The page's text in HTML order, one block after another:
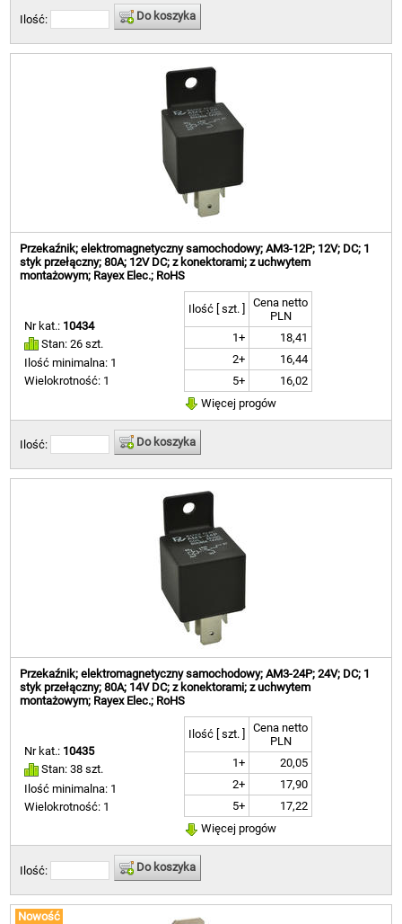
Ilość: Do koszyka
Przekaźnik; elektromagnetyczny samochodowy; AM3-12P; 12V; DC; 1
styk przełączny; 80A; 12V DC; z konektorami; z uchwytem
montażowym; Rayex Elec.; RoHS
Nr kat.: 10434
Stan: 26 szt.
Ilość minimalna: 1
Wielokrotność: 1
Ilość [ szt. ]
Cena netto
PLN
1+
18,41
2+
16,44
5+
16,02
Więcej progów
Ilość: Do koszyka
Przekaźnik; elektromagnetyczny samochodowy; AM3-24P; 24V; DC; 1
styk przełączny; 80A; 14V DC; z konektorami; z uchwytem
montażowym; Rayex Elec.; RoHS
Nr kat.: 10435
Stan: 38 szt.
Ilość minimalna: 1
Wielokrotność: 1
Ilość [ szt. ]
Cena netto
PLN
1+
20,05
2+
17,90
5+
17,22
Więcej progów
Ilość: Do koszyka
Nowość